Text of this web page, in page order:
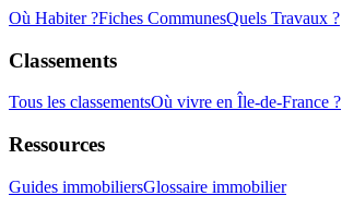
Où Habiter ?Fiches CommunesQuels Travaux ?
Classements
Tous les classementsOù vivre en Île-de-France ?
Ressources
Guides immobiliersGlossaire immobilier